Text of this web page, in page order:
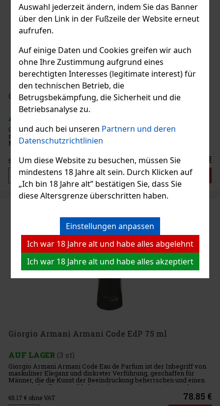
Auswahl jederzeit ändern, indem Sie das Banner
über den Link in der Fußzeile der Website erneut
aufrufen.
Auf einige Daten und Cookies greifen wir auch
ohne Ihre Zustimmung aufgrund eines
berechtigten Interesses (legitimate interest) für
den technischen Betrieb, die
Betrugsbekämpfung, die Sicherheit und die
Betriebsanalyse zu.
und auch bei unseren Partnern und deren
Datenschutzrichtlinien
Um diese Website zu besuchen, müssen Sie
mindestens 18 Jahre alt sein. Durch Klicken auf
„Ich bin 18 Jahre alt” bestätigen Sie, dass Sie
diese Altersgrenze überschritten haben.
Einstellungen anpassen
Ich war 18 Jahre alt und habe alles abgelehnt
Ich war 18 Jahre alt und habe alles akzeptiert
Giorgio Armani Armani Code EdP 50 ml
AUF LAGER
Giorgio Armani Armani Code Eau de Parfum ist der Inbegriff von
maskuliner Eleganz und diskreter Verführung, geschaffen für
Männer, die die Kunst der Beeindruckung beherrschen und einen
Duft v
56.53€ ohne VAT 68.40 €
Bestellen
Giorgio Armani Armani Code EdP 75 ml
AUF LAGER (3 st)
Giorgio Armani Armani Code Eau de Parfum ist der Inbegriff von
maskuliner Eleganz und diskreter Verführung, geschaffen für
Männer, die die Kunst der Beeindruckung beherrschen und einen
unverwechselbaren Stil haben. Dieser würzige Fougère-Amber-
Duft v
65.17 € ohne VAT 78.85 €